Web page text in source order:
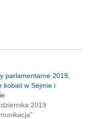
parlamentarne 2019,
kobiet w Sejmie i
2019